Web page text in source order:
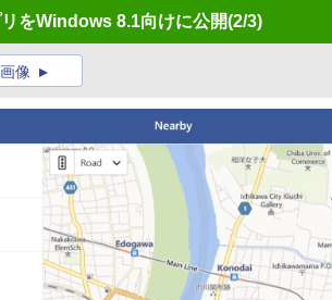
をWindows 8.1向けに公開(2/3)
像